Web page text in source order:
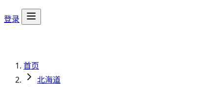
登录
首页
北海道